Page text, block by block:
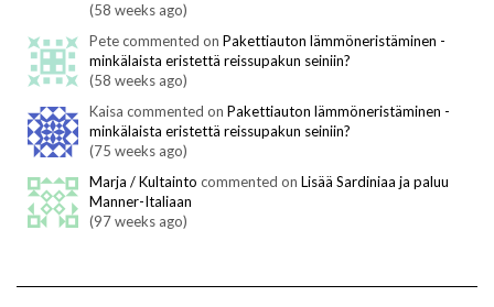
(58 weeks ago)
Pete commented on Pakettiauton lämmöneristäminen -
minkälaista eristettä reissupakun seiniin?
(58 weeks ago)
Kaisa commented on Pakettiauton lämmöneristäminen -
minkälaista eristettä reissupakun seiniin?
(75 weeks ago)
Marja / Kultainto commented on Lisää Sardiniaa ja paluu
Manner-Italiaan
(97 weeks ago)